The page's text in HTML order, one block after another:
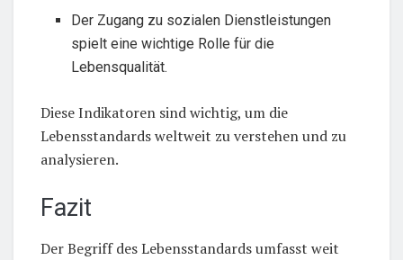
Der Zugang zu sozialen Dienstleistungen
spielt eine wichtige Rolle für die
Lebensqualität.
Diese Indikatoren sind wichtig, um die
Lebensstandards weltweit zu verstehen und zu
analysieren.
Fazit
Der Begriff des Lebensstandards umfasst weit